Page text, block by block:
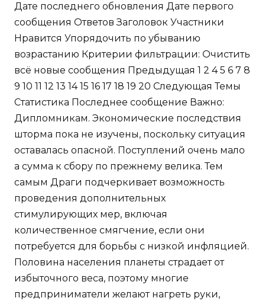
Дате последнего обновления Дате первого
сообщения Ответов Заголовок Участники
Нравится Упорядочить по убыванию
возрастанию Критерии фильтрации: Очистить
всё новые сообщения Предыдущая 1 2 4 5 6 7 8
9 10 11 12 13 14 15 16 17 18 19 20 Следующая Темы
Статистика Последнее сообщение Важно:
Дипломникам. Экономические последствия
шторма пока не изучены, поскольку ситуация
оставалась опасной. Поступлений очень мало
а сумма к сбору по прежнему велика. Тем
самым Драги подчеркивает возможность
проведения дополнительных
стимулирующих мер, включая
количественное смягчение, если они
потребуется для борьбы с низкой инфляцией.
Половина населения планеты страдает от
избыточного веса, поэтому многие
предприниматели желают нагреть руки,